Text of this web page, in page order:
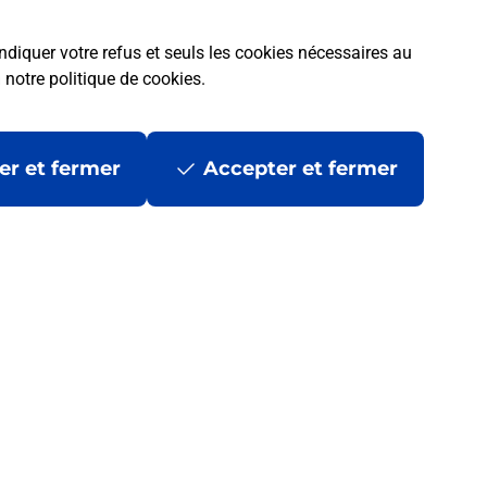
votre refus et seuls les cookies nécessaires au
notre politique de cookies.
et fermer Accepter et fermer